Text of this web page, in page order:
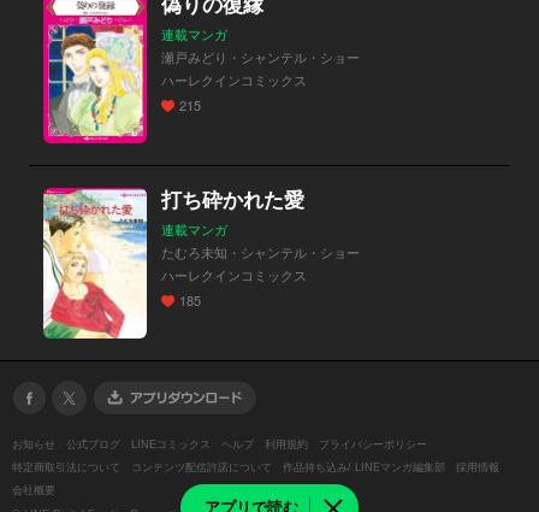
アプリで読む
偽りの復縁
連載マンガ
瀬戸みどり・シャンテル・ショー
ハーレクインコミックス
215
打ち砕かれた愛
連載マンガ
たむろ未知・シャンテル・ショー
ハーレクインコミックス
185
お知らせ 公式ブログ LINEコミックス ヘルプ 利用規約
プライバシーポリシー
特定商取引法について
コンテンツ配信許諾について 作品持ち込み/ LINEマンガ編集部
採用情報
会社概要